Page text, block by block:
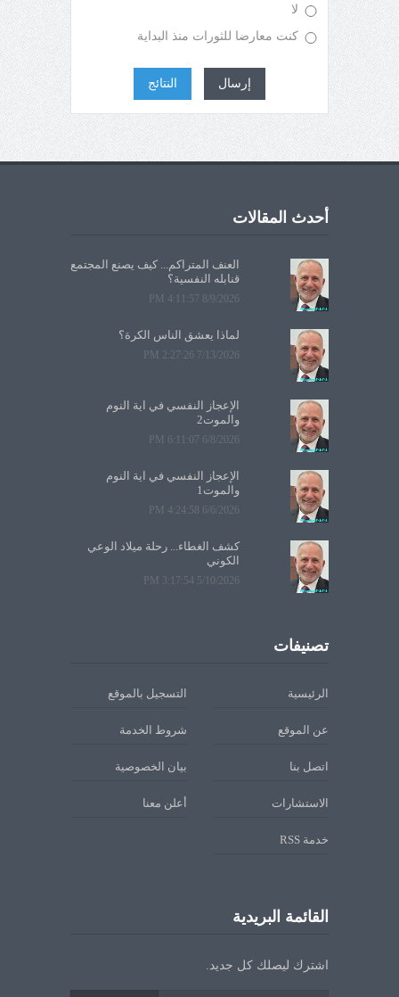
لا
كنت معارضا للثورات منذ البداية
إرسال النتائج
أحدث المقالات
العنف المتراكم... كيف يصنع المجتمع
قنابله النفسية؟
8/9/2026 4:11:57 PM
لماذا يعشق الناس الكرة؟
7/13/2026 2:27:26 PM
الإعجاز النفسي في آية النوم
والموت2
6/8/2026 6:11:07 PM
الإعجاز النفسي في آية النوم
والموت1
6/6/2026 4:24:58 PM
كشف الغطاء... رحلة ميلاد الوعي
الكوني
5/10/2026 3:17:54 PM
تصنيفات
الرئيسية التسجيل بالموقع
عن الموقع شروط الخدمة
اتصل بنا بيان الخصوصية
الاستشارات أعلن معنا
خدمة RSS
القائمة البريدية
اشترك ليصلك كل جديد.